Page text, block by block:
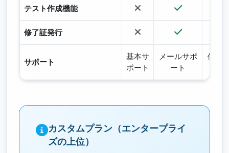
テスト作成機能
修了証発行
サポート
基本サ
ポート
メールサポ
ート
優先
カスタムプラン（エンタープライ
ズの上位）